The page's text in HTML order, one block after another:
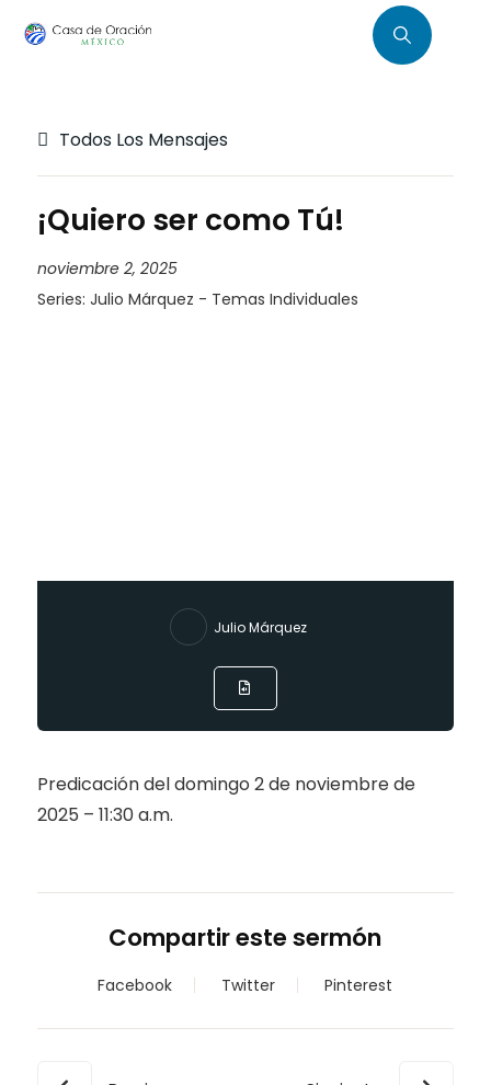
Todos Los Mensajes
¡Quiero ser como Tú!
noviembre 2, 2025
Series: Julio Márquez - Temas Individuales
Julio Márquez
Predicación del domingo 2 de noviembre de
2025 – 11:30 a.m.
Compartir este sermón
Facebook Twitter Pinterest